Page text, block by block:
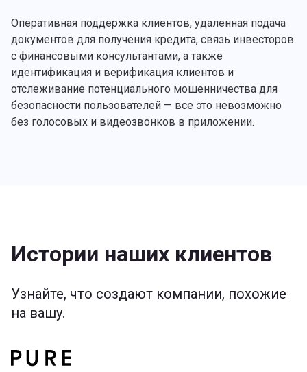
Оперативная поддержка клиентов, удаленная подача
документов для получения кредита, связь инвесторов
с финансовыми консультантами, а также
идентификация и верификация клиентов и
отслеживание потенциального мошенничества для
безопасности пользователей — все это невозможно
без голосовых и видеозвонков в приложении.
Истории наших клиентов
Узнайте, что создают компании, похожие
на вашу.